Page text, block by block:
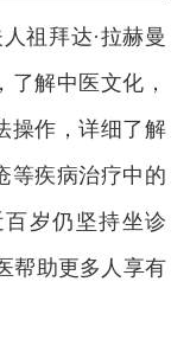
祖拜达·拉赫曼
解中医文化，
操作，详细了解
等疾病治疗中的
岁仍坚持坐诊
帮助更多人享有